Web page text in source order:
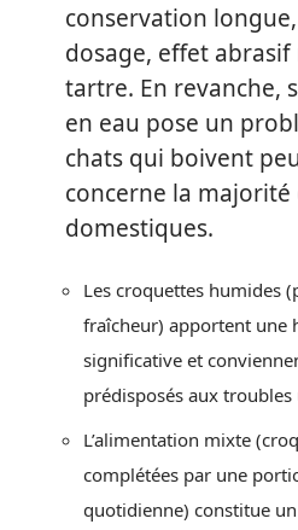
conservation
dosage, effet
tartre. En revanche,
en eau pose un
chats qui boivent
concerne la majorité
domestiques.
Les croquettes humides
fraîcheur) apportent une
significative et
prédisposés aux
L’alimentation mixte
complétées par une
quotidienne) constitue